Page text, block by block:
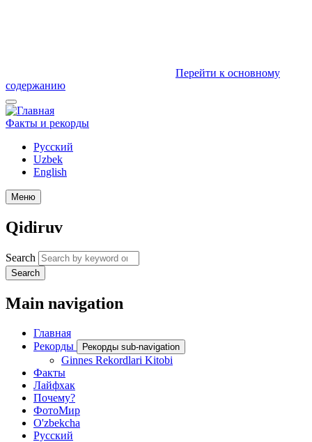
Перейти к основному
содержанию
Факты и рекорды
Русский
Uzbek
English
Меню
Qidiruv
Search
Search
Main navigation
Главная
Рекорды
Рекорды sub-navigation
Ginnes Rekordlari Kitobi
Факты
Лайфхак
Почему?
ФотоМир
O'zbekcha
Русский